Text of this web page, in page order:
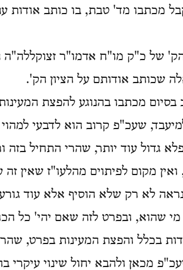
מכתבו מד' טבת, בו כותב אודות
הק' של כ"ק מו"ח אדמו"ר
שכותב אודותם על הציון הק'.
מכתבו בהנוגע להפצת
שעכ"פ קרוב הוא לדבעי
גדול עוד יותר, שהרי התחיל בזה
מקום לפיתוים מהלעו"ז שאין זה
לא רק שלא הוסיף אלא עוד
שהוא, ובפרט לזה שאם יהי' כל
בכלל והפצת המעינות בפרט,
מכאן ולהבא יחול שינוי עיקרי